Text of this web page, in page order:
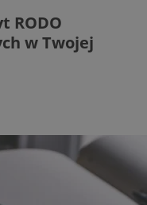
RODO
w Twojej